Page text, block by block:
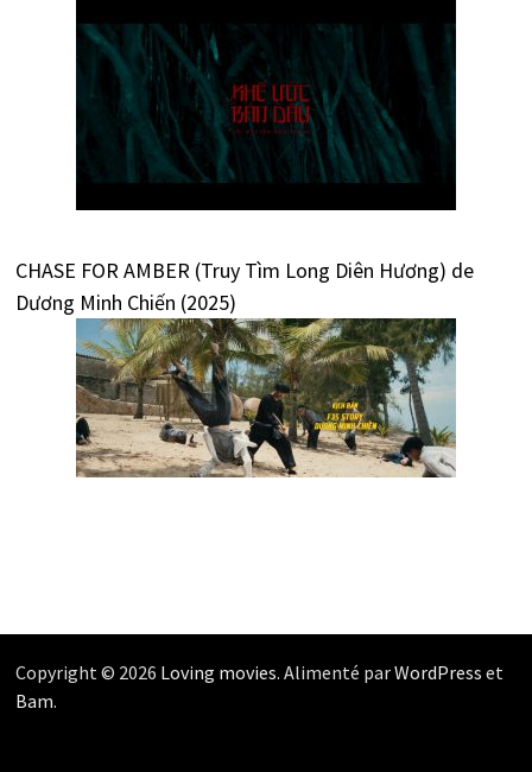
CHASE FOR AMBER (Truy Tìm Long Diên Hương) de
Dương Minh Chiến (2025)
Copyright © 2026 Loving movies. Alimenté parWordPress et
Bam.